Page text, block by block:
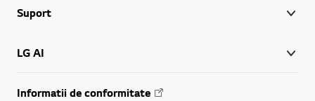
Suport
LG AI
Informatii de conformitate